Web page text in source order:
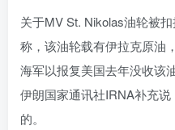
关于MV St. Nikolas油轮被
称，该油轮载有伊拉克原油
海军以报复美国去年没收该
伊朗国家通讯社IRNA补充
的。